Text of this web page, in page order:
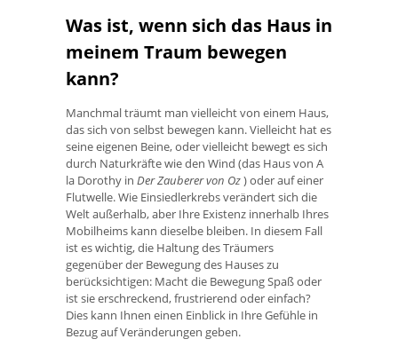
Was ist, wenn sich das Haus in
meinem Traum bewegen
kann?
Manchmal träumt man vielleicht von einem Haus,
das sich von selbst bewegen kann. Vielleicht hat es
seine eigenen Beine, oder vielleicht bewegt es sich
durch Naturkräfte wie den Wind (das Haus von A
la Dorothy in Der Zauberer von Oz) oder auf einer
Flutwelle. Wie Einsiedlerkrebs verändert sich die
Welt außerhalb, aber Ihre Existenz innerhalb Ihres
Mobilheims kann dieselbe bleiben. In diesem Fall
ist es wichtig, die Haltung des Träumers
gegenüber der Bewegung des Hauses zu
berücksichtigen: Macht die Bewegung Spaß oder
ist sie erschreckend, frustrierend oder einfach?
Dies kann Ihnen einen Einblick in Ihre Gefühle in
Bezug auf Veränderungen geben.